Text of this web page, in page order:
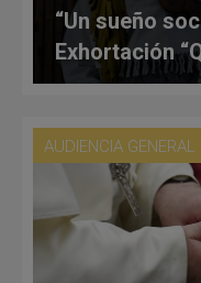
“Un sueño
Exhortación
AUDIENCIA GENERAL